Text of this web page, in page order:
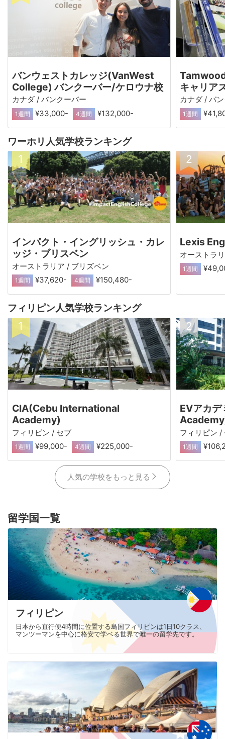
バンウェストカレッジ(VanWest
College) バンクーバー/ケロウナ校
カナダ / バンクーバー
1週間 ¥33,000- 4週間 ¥132,000-
キャリア
カナダ / バ
1週間
ワーホリ人気学校ランキング
インパクト・イングリッシュ・カレ
ッジ・ブリスベン
オーストラリア / ブリズベン
1週間 ¥37,620- 4週間 ¥150,480-
Lexis
オーストラ
1週間
フィリピン人気学校ランキング
CIA(Cebu International
Academy)
フィリピン / セブ
1週間 ¥99,000- 4週間 ¥225,000-
EVアカ
フィリピン /
1週間
人気の学校をもっと見る
留学国一覧
フィリピン
日本から直行便4時間に位置する島国フィリピンは1日10クラス、
マンツーマンを中心に格安で学ベる世界で唯一の留学先です。